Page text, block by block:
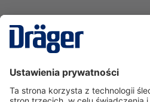
Serwisowa linia hotline